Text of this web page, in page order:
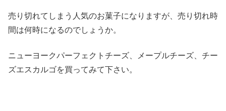
売り切れてしまう人気のお菓子になりますが、売り切れ時
間は何時になるのでしょうか。
ニューヨークパーフェクトチーズ、メープルチーズ、チー
ズエスカルゴを買ってみて下さい。